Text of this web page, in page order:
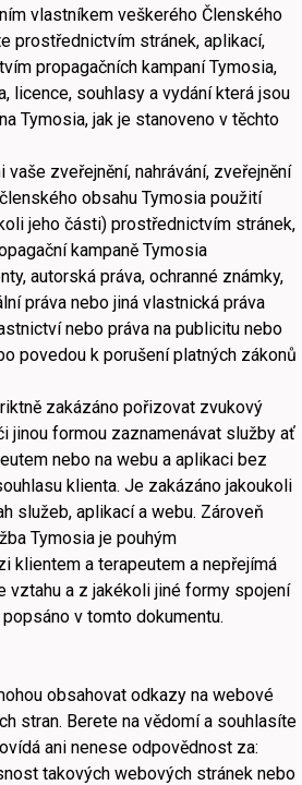
vlastníkem veškerého Členského
prostřednictvím stránek, aplikací,
propagačních kampaní Tymosia,
licence, souhlasy a vydání která jsou
Tymosia, jak je stanoveno v těchto
zveřejnění, nahrávání, zveřejnění
obsahu Tymosia použití
jeho části) prostřednictvím stránek,
kampaně Tymosia
autorská práva, ochranné známky,
práva nebo jiná vlastnická práva
nebo práva na publicitu nebo
povedou k porušení platných zákonů
zakázáno pořizovat zvukový
jinou formou zaznamenávat služby ať
nebo na webu a aplikaci bez
klienta. Je zakázáno jakoukoli
služeb, aplikací a webu. Zároveň
Tymosia je pouhým
klientem a terapeutem a nepřejímá
vztahu a z jakékoli jiné formy spojení
v tomto dokumentu.
obsahovat odkazy na webové
stran. Berete na vědomí a souhlasíte
ani nenese odpovědnost za:
takových webových stránek nebo